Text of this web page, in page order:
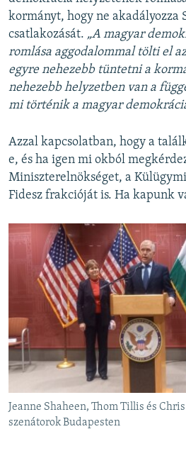
kormányt, hogy ne akadályozza
csatlakozását. „A magyar
romlása aggodalommal tölti el
egyre nehezebb tüntetni a
nehezebb helyzetben van a
mi történik a magyar
Azzal kapcsolatban, hogy a
e, és ha igen mi okból
Miniszterelnökséget, a
Fidesz frakcióját is. Ha kapunk
Jeanne Shaheen, Thom Tillis és
szenátorok Budapesten